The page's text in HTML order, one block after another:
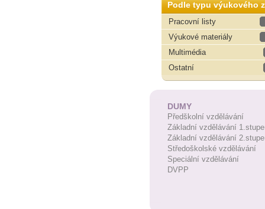
Podle typu výukového
Pracovní listy
Výukové materiály
Multimédia
Ostatní
DUMY
Předškolní vzdělávání
Základní vzdělávání
Základní vzdělávání
Středoškolské vzdělávání
Speciální vzdělávání
DVPP